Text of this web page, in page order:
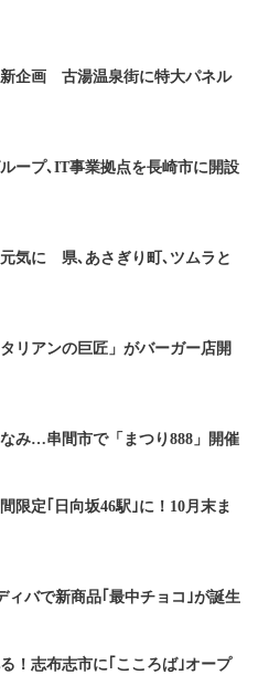
新企画 古湯温泉街に特大パネル
ープ､IT事業拠点を長崎市に開設
元気に 県､あさぎり町､ツムラと
リアンの巨匠」がバーガー店開
なみ…串間市で「まつり888」開催
限定｢日向坂46駅｣に！10月末ま
ィバで新商品｢最中チョコ｣が誕生
！志布志市に｢こころば｣オープ